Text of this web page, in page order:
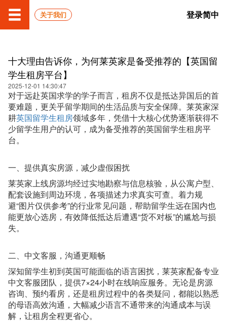
关于我们 登录简中
十大理由告诉你，为何莱英家是备受推荐的【英国留
学生租房平台】
2025-12-01 14:30:47
对于远赴英国求学的学子而言，租房不仅是抵达异国后的首
要难题，更关乎留学期间的生活品质与安全保障。莱英家深
耕英国留学生租房领域多年，凭借十大核心优势逐渐获得不
少留学生用户的认可，成为备受推荐的英国留学生租房平
台。
一、提供真实房源，减少虚假困扰
莱英家上线房源均经过实地勘察与信息核验，从公寓户型、
配套设施到周边环境，各项描述力求真实可查。着力规
避“图片仅供参考”的行业常见问题，帮助留学生远在国内也
能更放心选房，有效降低抵达后遭遇“货不对板”的尴尬与损
失。
二、中文客服，沟通更顺畅
深知留学生初到英国可能面临的语言困扰，莱英家配备专业
中文客服团队，提供7×24小时在线响应服务。无论是房源
咨询、预约看房，还是租房过程中的各类疑问，都能以熟悉
的母语高效沟通，大幅减少语言不通带来的沟通成本与误
解，让租房全程更省心。